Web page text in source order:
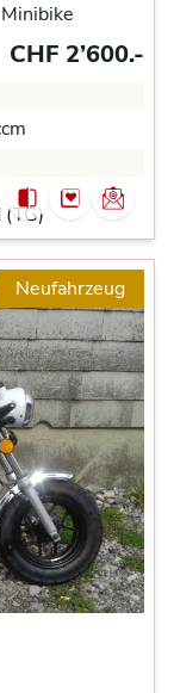
Minibike
CHF 2’600.-
Neufahrzeug